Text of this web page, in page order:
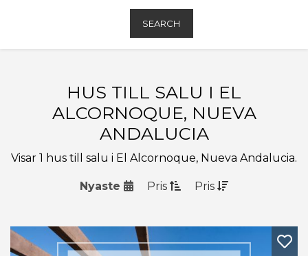
SEARCH
HUS TILL SALU I EL
ALCORNOQUE, NUEVA
ANDALUCIA
Visar 1 hus till salu i El Alcornoque, Nueva Andalucia.
Nyaste Pris Pris